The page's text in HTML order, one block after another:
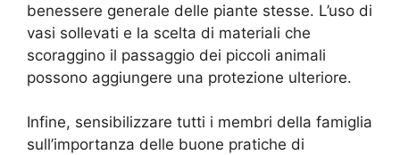
benessere generale delle piante stesse. L’uso di
vasi sollevati e la scelta di materiali che
scoraggino il passaggio dei piccoli animali
possono aggiungere una protezione ulteriore.
Infine, sensibilizzare tutti i membri della famiglia
sull’importanza delle buone pratiche di